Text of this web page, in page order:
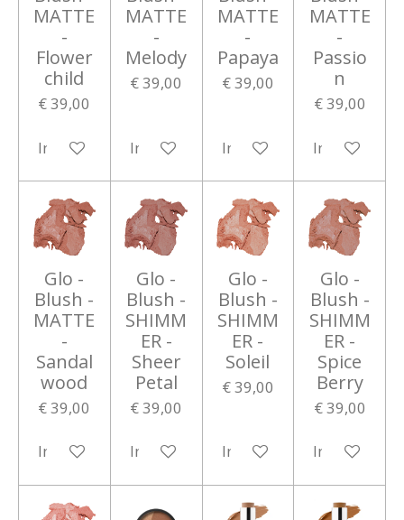
MATTE
-
Flower
child
€ 39,00
In winkelwagen
MATTE
-
Melody
€ 39,00
In winkelwagen
MATTE
-
Papaya
€ 39,00
In winkelwagen
MATTE
-
Passio
n
€ 39,00
In
Glo -
Blush -
MATTE
-
Sandal
wood
€ 39,00
In winkelwagen
Glo -
Blush -
SHIMM
ER -
Sheer
Petal
€ 39,00
In winkelwagen
Glo -
Blush -
SHIMM
ER -
Soleil
€ 39,00
In winkelwagen
Glo -
Blush -
SHIMM
ER -
Spice
Berry
€ 39,00
In